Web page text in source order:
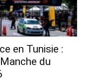
en Tunisie :
du